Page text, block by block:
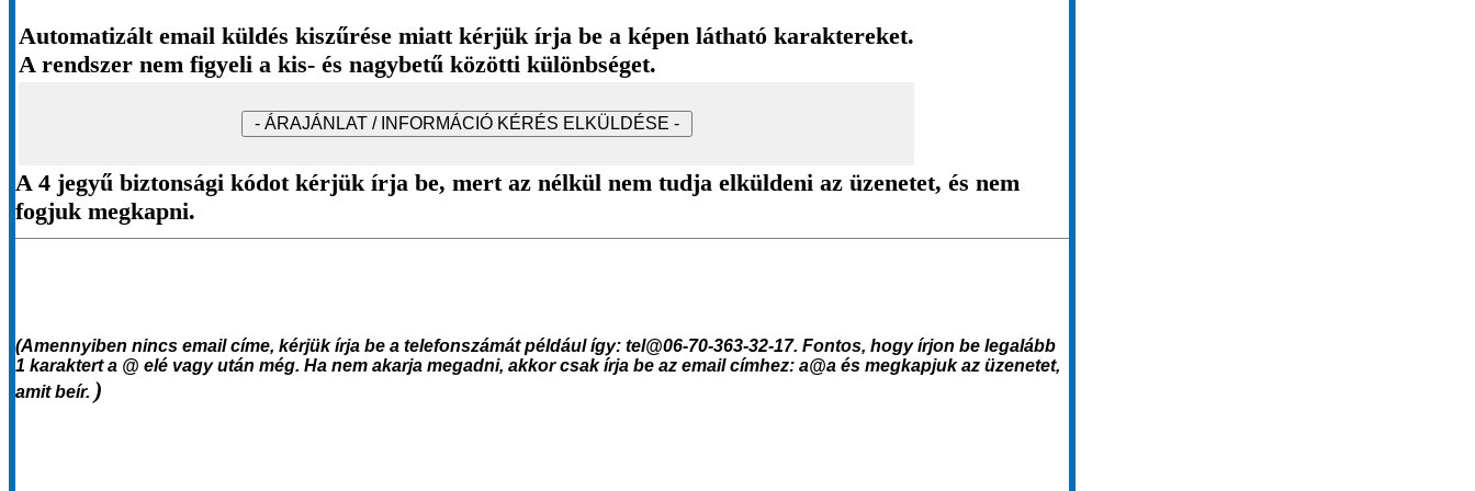
Automatizált email küldés kiszűrése miatt kérjük írja be a képen látható karaktereket.
A rendszer nem figyeli a kis- és nagybetű közötti különbséget.
A 4 jegyű biztonsági kódot kérjük írja be, mert az nélkül nem tudja elküldeni az üzenetet, és nem
fogjuk megkapni.
(Amennyiben nincs email címe, kérjük írja be a telefonszámát például így: tel@06-70-363-32-17. Fontos, hogy írjon be legalább
1 karaktert a @ elé vagy után még. Ha nem akarja megadni, akkor csak írja be az email címhez: a@a és megkapjuk az üzenetet,
amitbeír. )